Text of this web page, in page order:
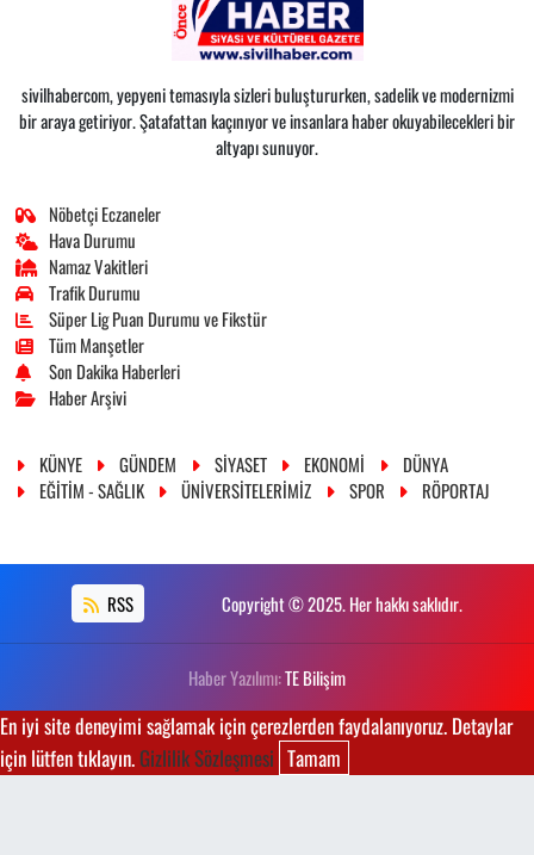
sivilhabercom, yepyeni temasıyla sizleri buluştururken, sadelik ve modernizmi
bir araya getiriyor. Şatafattan kaçınıyor ve insanlara haber okuyabilecekleri bir
altyapı sunuyor.
Nöbetçi Eczaneler
Hava Durumu
Namaz Vakitleri
Trafik Durumu
Süper Lig Puan Durumu ve Fikstür
Tüm Manşetler
Son Dakika Haberleri
Haber Arşivi
KÜNYE GÜNDEM SİYASET EKONOMİ
DÜNYA
EĞİTİM - SAĞLIK
ÜNİVERSİTELERİMİZ SPOR RÖPORTAJ
RSS Copyright © 2025. Her hakkı saklıdır.
Haber Yazılımı:TE Bilişim
En iyi site deneyimi sağlamak için çerezlerden faydalanıyoruz. Detaylar
için lütfen tıklayın.Gizlilik Sözleşmesi Tamam